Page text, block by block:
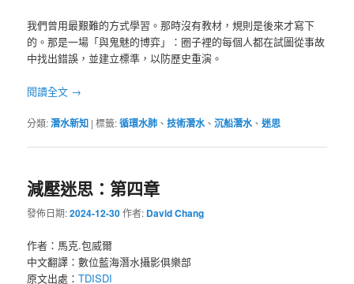
我們曾用最艱難的方式學習。那時沒有教材，規則是後來才寫下
的。那是一場「與鬼魅的博弈」：圈子裡的每個人都在試圖從事故
中找出錯誤，並建立標準，以防歷史重演。
閱讀全文 →
分類:潛水新知 |標籤:循環水肺 、技術潛水、沉船潛水、迷思
減壓迷思：第四章
發佈日期:2024-12-30作者: David Chang
作者：馬克.包威爾
中文翻譯：數位藍海潛水攝影俱樂部
原文出處：TDISDI